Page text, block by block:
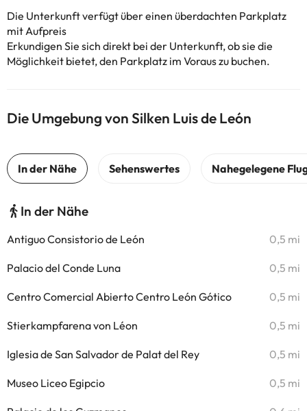
Die Unterkunft verfügt über einen überdachten Parkplatz
mit Aufpreis
Erkundigen Sie sich direkt bei der Unterkunft, ob sie die
Möglichkeit bietet, den Parkplatz im Voraus zu buchen.
Die Umgebung von Silken Luis de León
In der Nähe
Antiguo Consistorio de León 0,5 mi
Palacio del Conde Luna 0,5 mi
Centro Comercial Abierto Centro León Gótico 0,5 mi
Stierkampfarena von Léon 0,5 mi
Iglesia de San Salvador de Palat del Rey 0,5 mi
Museo Liceo Egipcio 0,5 mi